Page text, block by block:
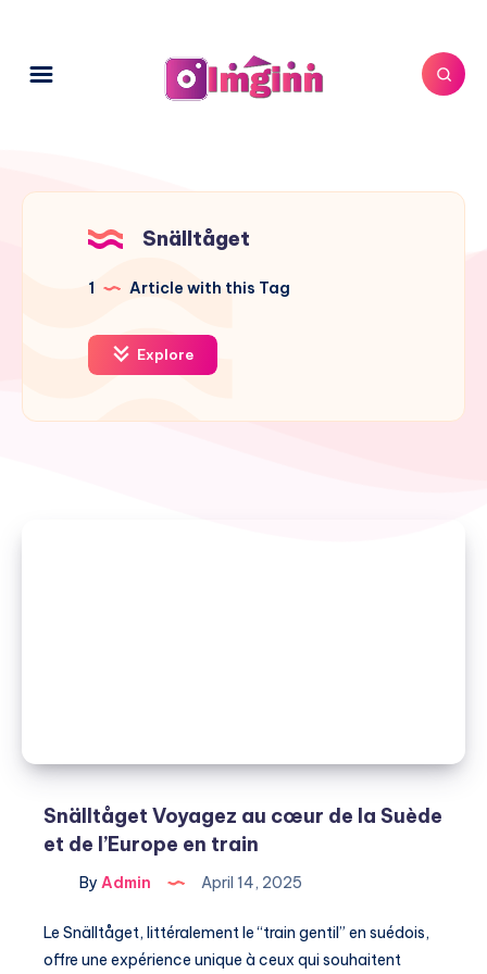
Snälltåget
1 Article with this Tag
Explore
Snälltåget Voyagez au cœur de la Suède
et de l’Europe en train
By Admin April 14, 2025
Le Snälltåget, littéralement le “train gentil” en suédois,
offre une expérience unique à ceux qui souhaitent